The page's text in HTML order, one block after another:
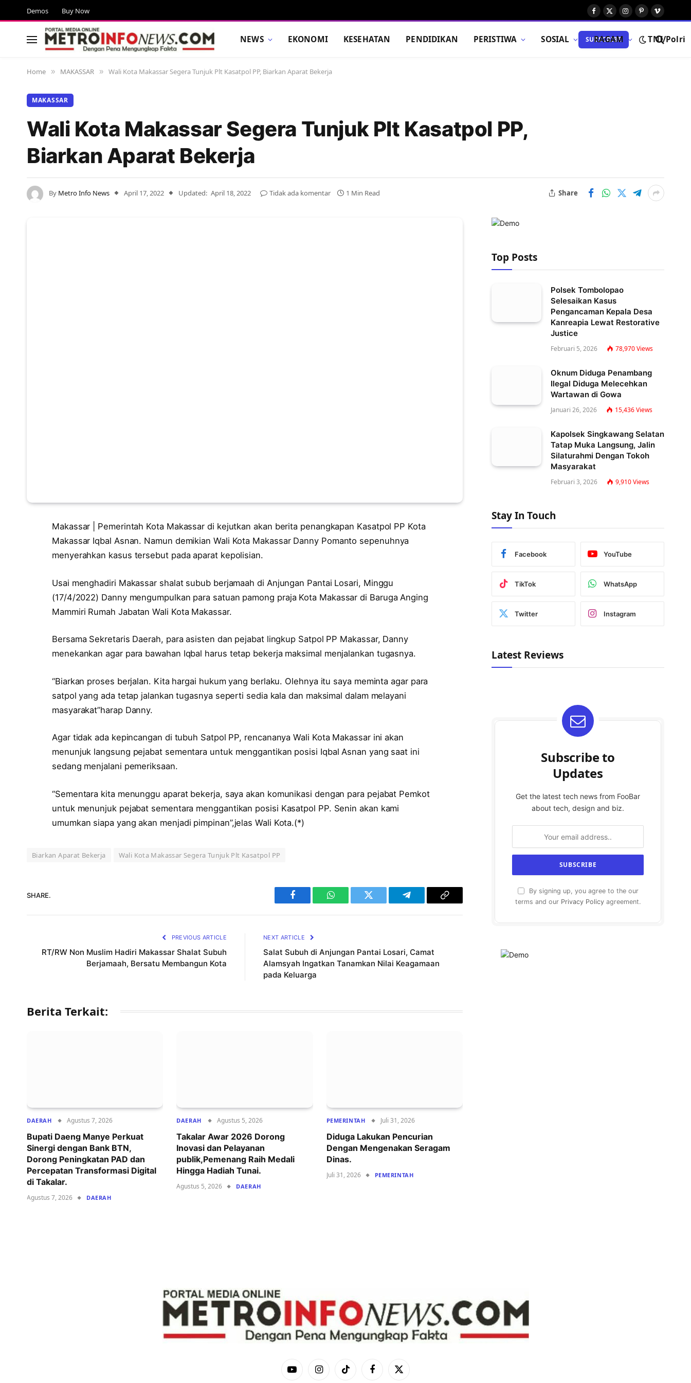
Demos Buy Now
Facebook
X
Instagram
Pinterest
Vimeo
NEWS EKONOMI KESEHATAN PENDIDIKAN PERISTIWA SOSIAL RAGAM TNI/Polri
SUBSCRIBE
Home » MAKASSAR » Wali Kota Makassar Segera Tunjuk Plt Kasatpol PP, Biarkan Aparat Bekerja
MAKASSAR
Wali Kota Makassar Segera Tunjuk Plt Kasatpol PP,
Biarkan Aparat Bekerja
By Metro Info News April 17, 2022 Updated: April 18, 2022 Tidak ada komentar 1 Min Read Share
Makassar | Pemerintah Kota Makassar di kejutkan akan berita penangkapan Kasatpol PP Kota
Makassar Iqbal Asnan. Namun demikian Wali Kota Makassar Danny Pomanto sepenuhnya
menyerahkan kasus tersebut pada aparat kepolisian.
Usai menghadiri Makassar shalat subub berjamaah di Anjungan Pantai Losari, Minggu
(17/4/2022) Danny mengumpulkan para satuan pamong praja Kota Makassar di Baruga Anging
Mammiri Rumah Jabatan Wali Kota Makassar.
Bersama Sekretaris Daerah, para asisten dan pejabat lingkup Satpol PP Makassar, Danny
menekankan agar para bawahan Iqbal harus tetap bekerja maksimal menjalankan tugasnya.
“Biarkan proses berjalan. Kita hargai hukum yang berlaku. Olehnya itu saya meminta agar para
satpol yang ada tetap jalankan tugasnya seperti sedia kala dan maksimal dalam melayani
masyarakat”harap Danny.
Agar tidak ada kepincangan di tubuh Satpol PP, rencananya Wali Kota Makassar ini akan
menunjuk langsung pejabat sementara untuk menggantikan posisi Iqbal Asnan yang saat ini
sedang menjalani pemeriksaan.
“Sementara kita menunggu aparat bekerja, saya akan komunikasi dengan para pejabat Pemkot
untuk menunjuk pejabat sementara menggantikan posisi Kasatpol PP. Senin akan kami
umumkan siapa yang akan menjadi pimpinan”,jelas Wali Kota.(*)
Biarkan Aparat Bekerja Wali Kota Makassar Segera Tunjuk Plt Kasatpol PP
SHARE.
Facebook WhatsAppTwitter Telegram Copy
PREVIOUS ARTICLE
RT/RW Non Muslim Hadiri Makassar Shalat Subuh
Berjamaah, Bersatu Membangun Kota
NEXT ARTICLE
Salat Subuh di Anjungan Pantai Losari, Camat
Alamsyah Ingatkan Tanamkan Nilai Keagamaan
pada Keluarga
Berita Terkait:
DAERAH Agustus 7, 2026
Bupati Daeng Manye Perkuat
Sinergi dengan Bank BTN,
Dorong Peningkatan PAD dan
Percepatan Transformasi Digital
di Takalar.
Agustus 7, 2026 DAERAH
DAERAH Agustus 5, 2026
Takalar Awar 2026 Dorong
Inovasi dan Pelayanan
publik,Pemenang Raih Medali
Hingga Hadiah Tunai.
Agustus 5, 2026 DAERAH
PEMERINTAH Juli 31, 2026
Diduga Lakukan Pencurian
Dengan Mengenakan Seragam
Dinas.
Juli 31, 2026 PEMERINTAH
Top Posts
Polsek Tombolopao
Selesaikan Kasus
Pengancaman Kepala Desa
Kanreapia Lewat Restorative
Justice
Februari 5, 2026 78,970Views
Oknum Diduga Penambang
Ilegal Diduga Melecehkan
Wartawan di Gowa
Januari 26, 2026 15,436Views
Kapolsek Singkawang Selatan
Tatap Muka Langsung, Jalin
Silaturahmi Dengan Tokoh
Masyarakat
Februari 3, 2026 9,910Views
Stay In Touch
Facebook YouTube
TikTok WhatsApp
Twitter Instagram
Latest Reviews
Subscribe to
Updates
Get the latest tech news from FooBar
about tech, design and biz.
By signing up, you agree to the our
terms and our Privacy Policy agreement.
YouTubeInstagramTikTok Facebook
X